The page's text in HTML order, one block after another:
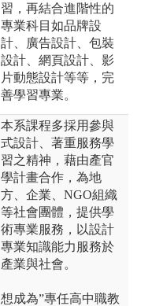
習，再結合進階性的
專業科目如品牌設
計、廣告設計、包裝
設計、網頁設計、影
片動態設計等等，完
善學習專業。
本系課程多採用參與
式設計、著重服務學
習之精神，藉由產官
學計畫合作，為地
方、企業、NGO組織
等社會團體，提供學
術專業服務，以設計
專業知識能力服務於
產業與社會。
想成為”專任高中職教